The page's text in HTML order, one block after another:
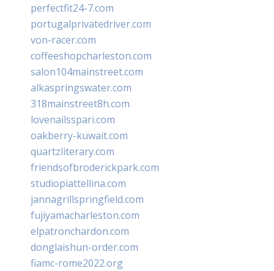
perfectfit24-7.com
portugalprivatedriver.com
von-racer.com
coffeeshopcharleston.com
salon104mainstreet.com
alkaspringswater.com
318mainstreet8h.com
lovenailsspari.com
oakberry-kuwait.com
quartzliterary.com
friendsofbroderickpark.com
studiopiattellina.com
jannagrillspringfield.com
fujiyamacharleston.com
elpatronchardon.com
donglaishun-order.com
fiamc-rome2022.org